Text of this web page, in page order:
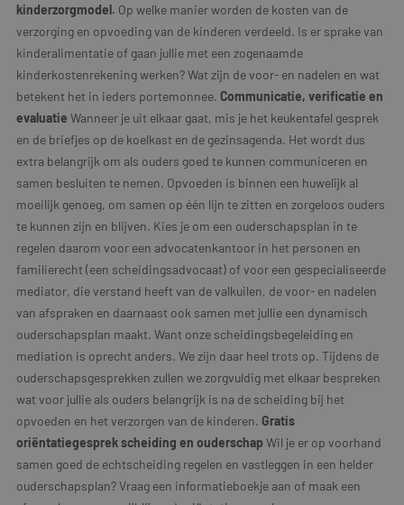
kinderzorgmodel. Op welke manier worden de kosten van de
verzorging en opvoeding van de kinderen verdeeld. Is er sprake van
kinderalimentatie of gaan jullie met een zogenaamde
kinderkostenrekening werken? Wat zijn de voor- en nadelen en wat
betekent het in ieders portemonnee. Communicatie, verificatie en
evaluatie Wanneer je uit elkaar gaat, mis je het keukentafel gesprek
en de briefjes op de koelkast en de gezinsagenda. Het wordt dus
extra belangrijk om als ouders goed te kunnen communiceren en
samen besluiten te nemen. Opvoeden is binnen een huwelijk al
moeilijk genoeg, om samen op één lijn te zitten en zorgeloos ouders
te kunnen zijn en blijven. Kies je om een ouderschapsplan in te
regelen daarom voor een advocatenkantoor in het personen en
familierecht (een scheidingsadvocaat) of voor een gespecialiseerde
mediator, die verstand heeft van de valkuilen, de voor- en nadelen
van afspraken en daarnaast ook samen met jullie een dynamisch
ouderschapsplan maakt. Want onze scheidingsbegeleiding en
mediation is oprecht anders. We zijn daar heel trots op. Tijdens de
ouderschapsgesprekken zullen we zorgvuldig met elkaar bespreken
wat voor jullie als ouders belangrijk is na de scheiding bij het
opvoeden en het verzorgen van de kinderen. Gratis
oriëntatiegesprek scheiding en ouderschapWil je er op voorhand
samen goed de echtscheiding regelen en vastleggen in een helder
ouderschapsplan? Vraag een informatieboekje aan of maak een